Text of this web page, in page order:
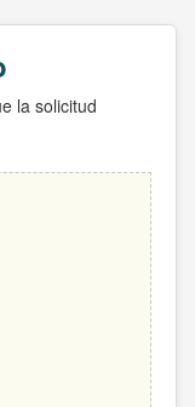
la solicitud